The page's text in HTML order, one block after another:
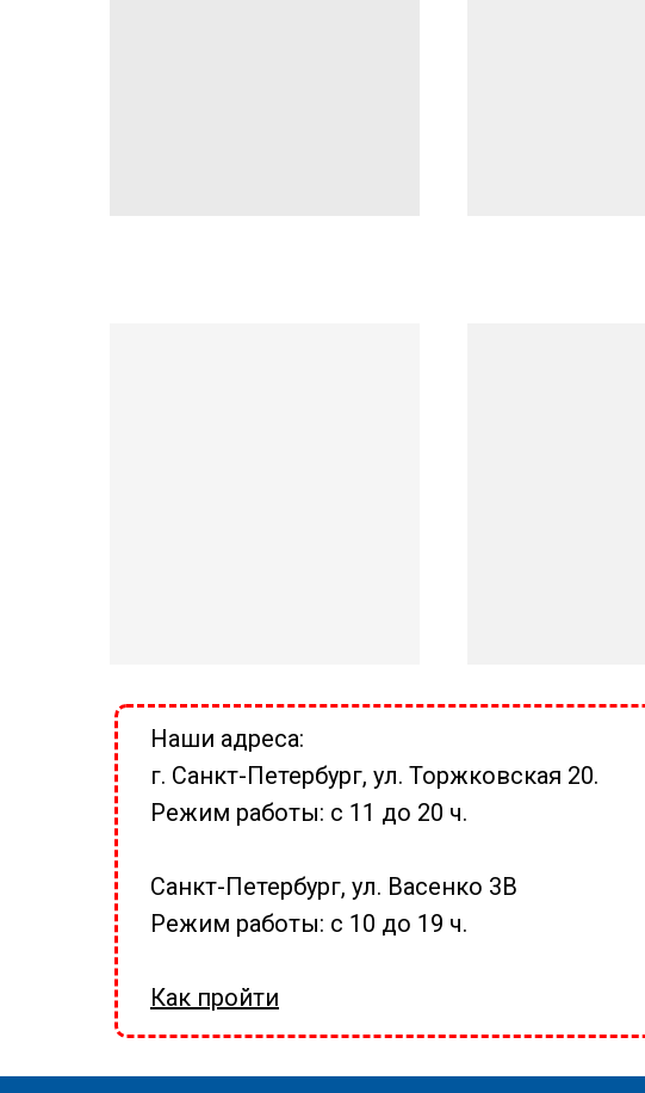
Наши адреса:
г. Санкт-Петербург, ул. Торжковская 20.
Режим работы: с 11 до 20 ч.
Санкт-Петербург, ул. Васенко 3В
Режим работы: с 10 до 19 ч.
Как пройти